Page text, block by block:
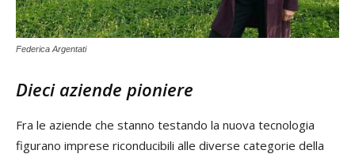
Federica Argentati
Dieci aziende pioniere
Fra le aziende che stanno testando la nuova tecnologia
figurano imprese riconducibili alle diverse categorie della